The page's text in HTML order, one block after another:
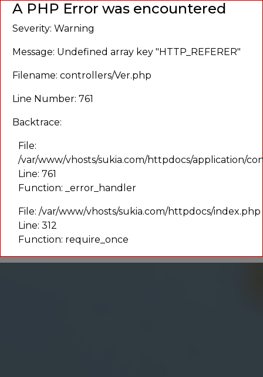
A PHP Error was encountered
Severity: Warning
Message: Undefined array key "HTTP_REFERER"
Filename: controllers/Ver.php
Line Number: 761
Backtrace:
File:
/var/www/vhosts/sukia.com/httpdocs/application/
Line: 761
Function: _error_handler
File: /var/www/vhosts/sukia.com/httpdocs/index.php
Line: 312
Function: require_once